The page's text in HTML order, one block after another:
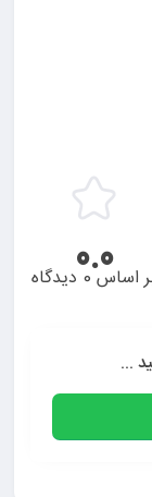
0.0اساس 0 دیدگاه
...